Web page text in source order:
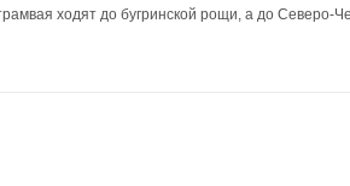
ходят до бугринской рощи, а до Северо-